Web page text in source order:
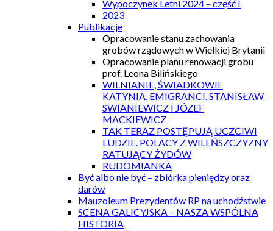
Wypoczynek Letni 2024 – część I
2023
Publikacje
Opracowanie stanu zachowania
grobów rządowych w Wielkiej Brytanii
Opracowanie planu renowacji grobu
prof. Leona Bilińskiego
WILNIANIE, ŚWIADKOWIE
KATYNIA, EMIGRANCI. STANISŁAW
SWIANIEWICZ I JÓZEF
MACKIEWICZ
TAK TERAZ POSTĘPUJĄ UCZCIWI
LUDZIE. POLACY Z WILEŃSZCZYZNY
RATUJĄCY ŻYDÓW
RUDOMIANKA
Być albo nie być – zbiórka pieniędzy oraz
darów
Mauzoleum Prezydentów RP na uchodźstwie
SCENA GALICYJSKA – NASZA WSPÓLNA
HISTORIA